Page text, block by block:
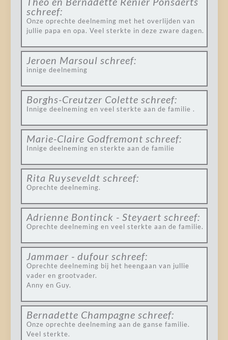
schreef:
Onze oprechte deelneming met het overlijden van
jullie papa en opa. Veel sterkte in deze zware dagen.
Jeroen Marsoul schreef:
innige deelneming
Borghs-Creutzer Colette schreef:
Innige deelneming en veel sterkte aan de familie .
Marie-Claire Godfremont schreef:
Innige deelneming en sterkte aan de familie
Rita Ruyseveldt schreef:
Oprechte deelneming.
Adrienne Bontinck - Steyaert schreef:
Oprechte deelneming en veel sterkte aan de familie.
Jammaer - dufour schreef:
Oprechte deelneming bij het heengaan van jullie
vader en grootvader.
Anny en Guy.
Bernadette Champagne schreef:
Onze oprechte deelneming aan de ganse familie.
Veel sterkte.